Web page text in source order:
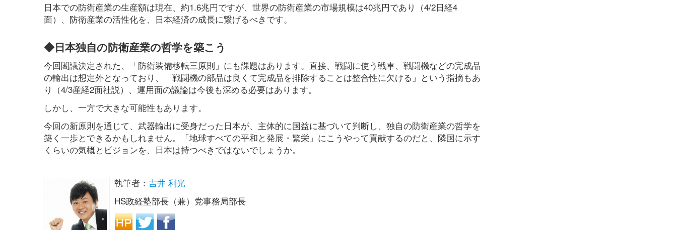
日本での防衛産業の生産額は現在、約1.6兆円ですが、世界の防衛産業の市場規模は40兆円であり（4/2日経4
面）、防衛産業の活性化を、日本経済の成長に繋げるべきです。
◆日本独自の防衛産業の哲学を築こう
今回閣議決定された、「防衛装備移転三原則」にも課題はあります。直接、戦闘に使う戦車、戦闘機などの完成品
の輸出は想定外となっており、「戦闘機の部品は良くて完成品を排除することは整合性に欠ける」という指摘もあ
り（4/3産経2面社説）、運用面の議論は今後も深める必要はあります。
しかし、一方で大きな可能性もあります。
今回の新原則を通じて、武器輸出に受身だった日本が、主体的に国益に基づいて判断し、独自の防衛産業の哲学を
築く一歩とできるかもしれません。「地球すべての平和と発展・繁栄」にこうやって貢献するのだと、隣国に示す
くらいの気概とビジョンを、日本は持つべきではないでしょうか。
執筆者： 吉井 利光
HS政経塾部長（兼）党事務局部長